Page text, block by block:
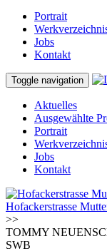
Portrait
Jobs
Kontakt
Toggle navigation
Aktuelles
Ausgewählte
Portrait
Jobs
Kontakt
Hofackerstrasse
>>
TOMMY
SWB